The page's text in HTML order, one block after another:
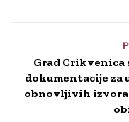
Grad
dokumentacije za
obnovljivih izvora